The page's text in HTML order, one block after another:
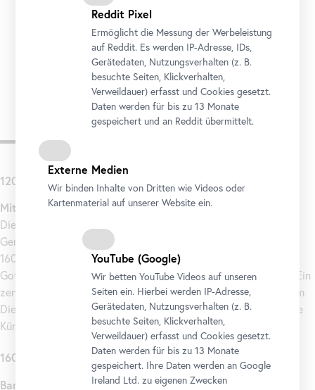
Epochen
1200 – 1600
Mittelalter – Renaissance
Die ältesten Werke aus der Sammlung des Belvedere sind
Gemälde und Skulpturen vom späten 12. Jahrhundert bis etwa
1600. Hier wird der künstlerische Wandel von der Romanik zur
Gotik und schließlich zur anbrechenden Renaissance gezeigt. Ein
zentraler Aspekt ist dabei der Übergang von anonymer Kunst im
Dienst der Religion zu selbstbewusst signierten Werken, die die
Künstler sichtbar werden lassen.
1600 – 1800
Barock
Reddit Pixel
Ermöglicht die Messung der Werbeleistung
auf Reddit. Es werden IP-Adresse, IDs,
Gerätedaten, Nutzungsverhalten (z. B.
besuchte Seiten, Klickverhalten,
Verweildauer) erfasst und Cookies gesetzt.
Daten werden für bis zu 13 Monate
gespeichert und an Reddit übermittelt.
Externe Medien
Wir binden Inhalte von Dritten wie Videos oder
Kartenmaterial auf unserer Website ein.
YouTube (Google)
Wir bettenYouTube Videos auf unseren
Seiten ein. Hierbei werden IP-Adresse,
Gerätedaten, Nutzungsverhalten (z. B.
besuchte Seiten, Klickverhalten,
Verweildauer) erfasst und Cookies gesetzt.
Daten werden für bis zu 13 Monate
gespeichert. Ihre Daten werden an Google
Ireland Ltd. zu eigenen Zwecken